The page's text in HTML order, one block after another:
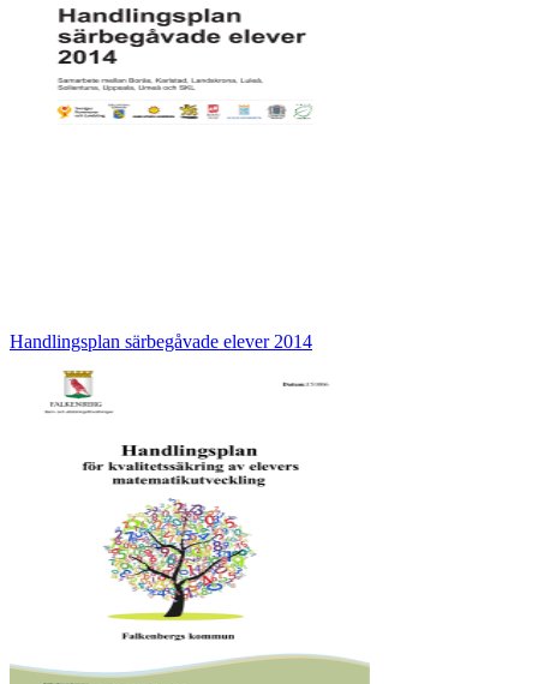
Handlingsplan särbegåvade elever 2014